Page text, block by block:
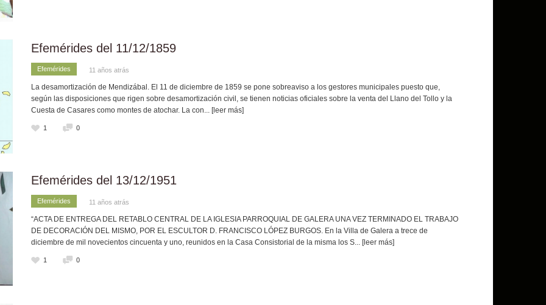
Efemérides del 11/12/1859
Efemérides 11 años atrás
La desamortización de Mendizábal. El 11 de diciembre de 1859 se pone sobreaviso a los gestores municipales puesto que,
según las disposiciones que rigen sobre desamortización civil, se tienen noticias oficiales sobre la venta del Llano del Tollo y la
Cuesta de Casares como montes de atochar. La con... [leer más]
1 0
Efemérides del 13/12/1951
Efemérides 11 años atrás
“ACTA DE ENTREGA DEL RETABLO CENTRAL DE LA IGLESIA PARROQUIAL DE GALERA UNA VEZ TERMINADO EL TRABAJO
DE DECORACIÓN DEL MISMO, POR EL ESCULTOR D. FRANCISCO LÓPEZ BURGOS. En la Villa de Galera a trece de
diciembre de mil novecientos cincuenta y uno, reunidos en la Casa Consistorial de la misma los S... [leer más]
1 0